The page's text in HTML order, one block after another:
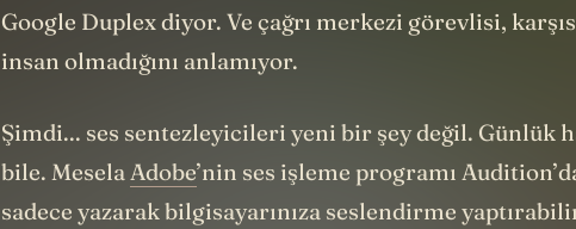
Google Duplex diyor. Ve çağrı merkezi görevlisi,
insan olmadığını anlamıyor.
Şimdi... ses sentezleyicileri yeni bir şey değil. Günlük
bile. Mesela Adobe’nin ses işleme programı
sadece yazarak bilgisayarınıza seslendirme